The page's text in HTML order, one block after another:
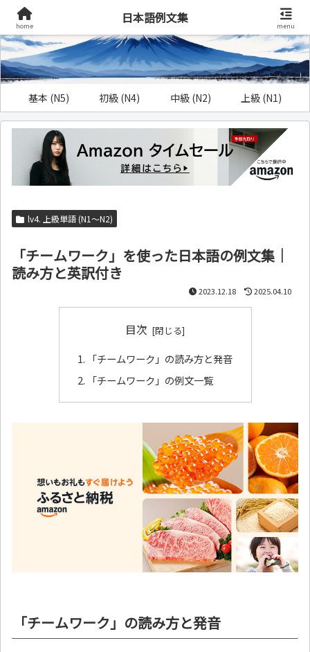
基本 (N5) 初級 (N4) 中級 (N2) 上級 (N1)
lv4. 上級単語 (N1～N2)
「チームワーク」を使った日本語の例文集｜
読み方と英訳付き
2023.12.18 2025.04.10
目次
「チームワーク」の読み方と発音
「チームワーク」の例文一覧
「チームワーク」の読み方と発音
home
日本語例文集
menu